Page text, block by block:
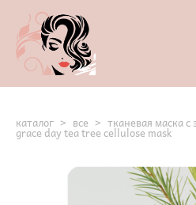
каталог > все > тканевая маска с
grace day tea tree cellulose mask